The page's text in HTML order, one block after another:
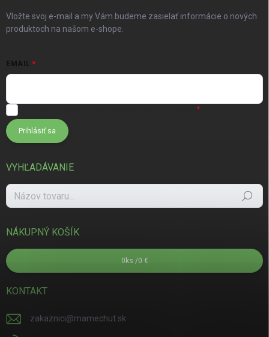
Vložte svoj e-mail a my Vám budeme zasielať informácie o nových
produktoch na našom e-shope.
EMAIL
Prihlásiť sa
VYHĽADÁVANIE
Hľadať
NÁKUPNÝ KOŠÍK
0 ks /0 €
KONTAKT
zakaznici@mamechut.sk